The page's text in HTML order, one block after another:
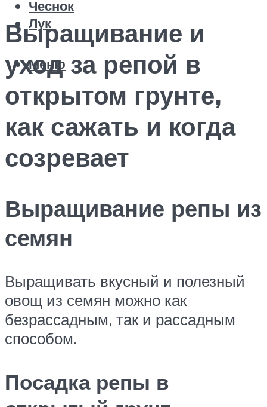
Чеснок
Лук
Меню
Выращивание и
уход за репой в
открытом грунте,
как сажать и когда
созревает
Выращивание репы из
семян
Выращивать вкусный и полезный
овощ из семян можно как
безрассадным, так и рассадным
способом.
Посадка репы в